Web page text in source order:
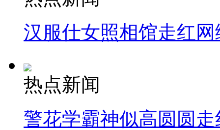
汉服仕女照相馆走红网
热点新闻
警花学霸神似高圆圆走